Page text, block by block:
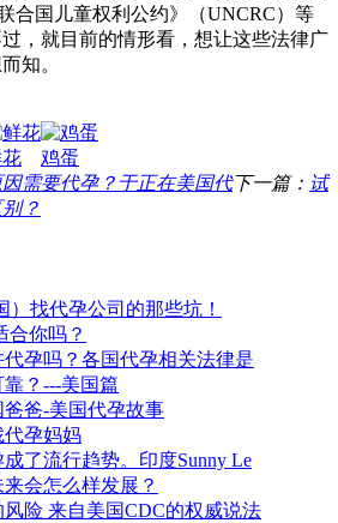
合国儿童权利公约》（UNCRC）等
，就目前的情形看，想让这些法律广
知。
鸡蛋
需要代孕？于正在美国代下一篇： 试
？
）找代孕公司的那些坑！
合你吗？
孕吗？各国代孕相关法律是
？---美国篇
爸-美国代孕故事
代孕妈妈
了流行趋势。印度Sunny Le
会怎么样发展？
险 来自美国CDC的权威说法